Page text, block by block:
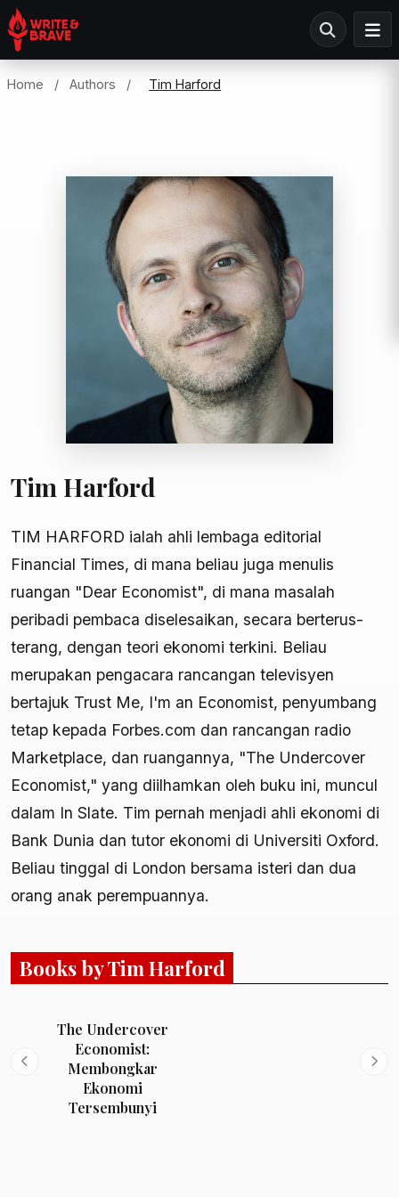
Home / Authors / Tim Harford
Tim Harford
TIM HARFORD ialah ahli lembaga editorial
Financial Times, di mana beliau juga menulis
ruangan "Dear Economist", di mana masalah
peribadi pembaca diselesaikan, secara berterus-
terang, dengan teori ekonomi terkini. Beliau
merupakan pengacara rancangan televisyen
bertajuk Trust Me, I'm an Economist, penyumbang
tetap kepada Forbes.com dan rancangan radio
Marketplace, dan ruangannya, "The Undercover
Economist," yang diilhamkan oleh buku ini, muncul
dalam In Slate. Tim pernah menjadi ahli ekonomi di
Bank Dunia dan tutor ekonomi di Universiti Oxford.
Beliau tinggal di London bersama isteri dan dua
orang anak perempuannya.
Books by Tim Harford
The Undercover
Economist:
Membongkar
Ekonomi
Tersembunyi